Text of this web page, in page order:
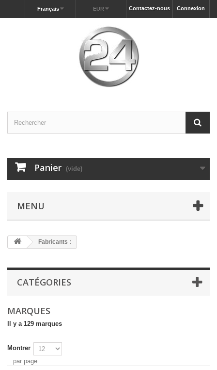
Connexion
Contactez-nous
EUR
Français
Panier (vide)
MENU
Fabricants :
CATÉGORIES
MARQUES
Il y a 129 marques
Montrer
par page